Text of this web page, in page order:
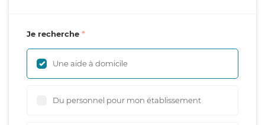
Je recherche
Une aide à domicile
Du personnel pour mon établissement